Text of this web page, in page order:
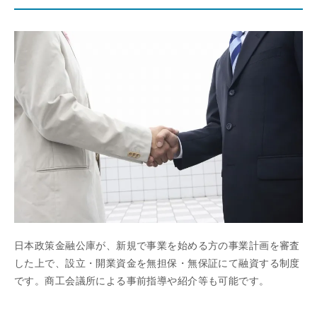
日本政策金融公庫が、新規で事業を始める方の事業計画を審査
した上で、設立・開業資金を無担保・無保証にて融資する制度
です。商工会議所による事前指導や紹介等も可能です。